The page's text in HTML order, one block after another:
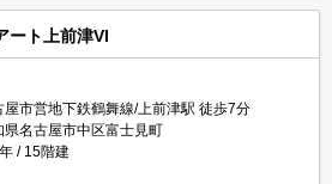
ート上前津VI
屋市営地下鉄鶴舞線/上前津駅 徒歩7分
県名古屋市中区富士見町
15階建